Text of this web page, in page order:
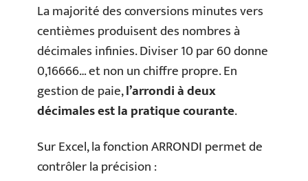
La majorité des conversions minutes vers
centièmes produisent des nombres à
décimales infinies. Diviser 10 par 60 donne
0,16666… et non un chiffre propre. En
gestion de paie,l’arrondi à deux
décimales est la pratique courante.
Sur Excel, la fonction ARRONDI permet de
contrôler la précision :